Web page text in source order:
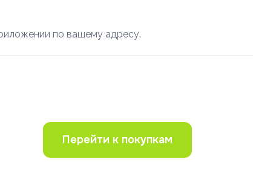
по вашему адресу.
Перейти к покупкам